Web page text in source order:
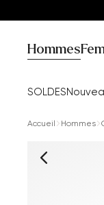
Hommes
SOLDES
Accueil Hommes